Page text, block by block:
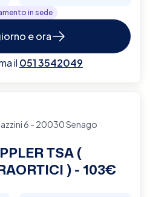
in sede
e ora
il 051 3542049
6 - 20030 Senago
TSA (
) - 103€